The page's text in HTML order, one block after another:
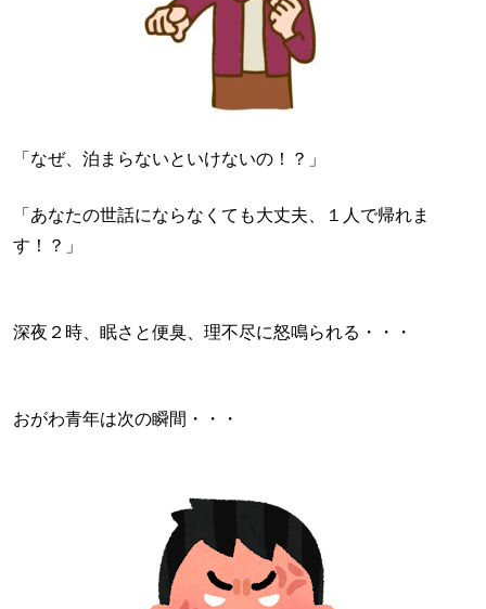
「なぜ、泊まらないといけないの！？」
「あなたの世話にならなくても大丈夫、１人で帰れま
す！？」
深夜２時、眠さと便臭、理不尽に怒鳴られる・・・
おがわ青年は次の瞬間・・・